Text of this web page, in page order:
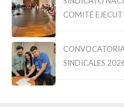
COMITÉ
SINDICALES